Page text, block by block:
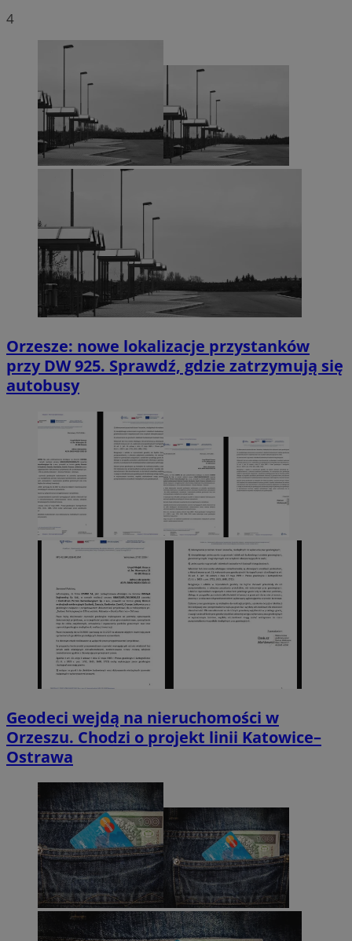
4
Orzesze: nowe lokalizacje przystanków
przy DW 925. Sprawdź, gdzie zatrzymują się
autobusy
Geodeci wejdą na nieruchomości w
Orzeszu. Chodzi o projekt linii Katowice–
Ostrawa